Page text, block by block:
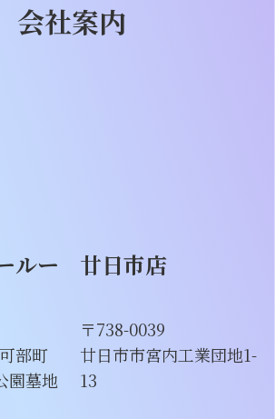
会社案内
ルー
部町
園墓地
廿日市店
〒738-0039
廿日市市宮内工業団地1-
13